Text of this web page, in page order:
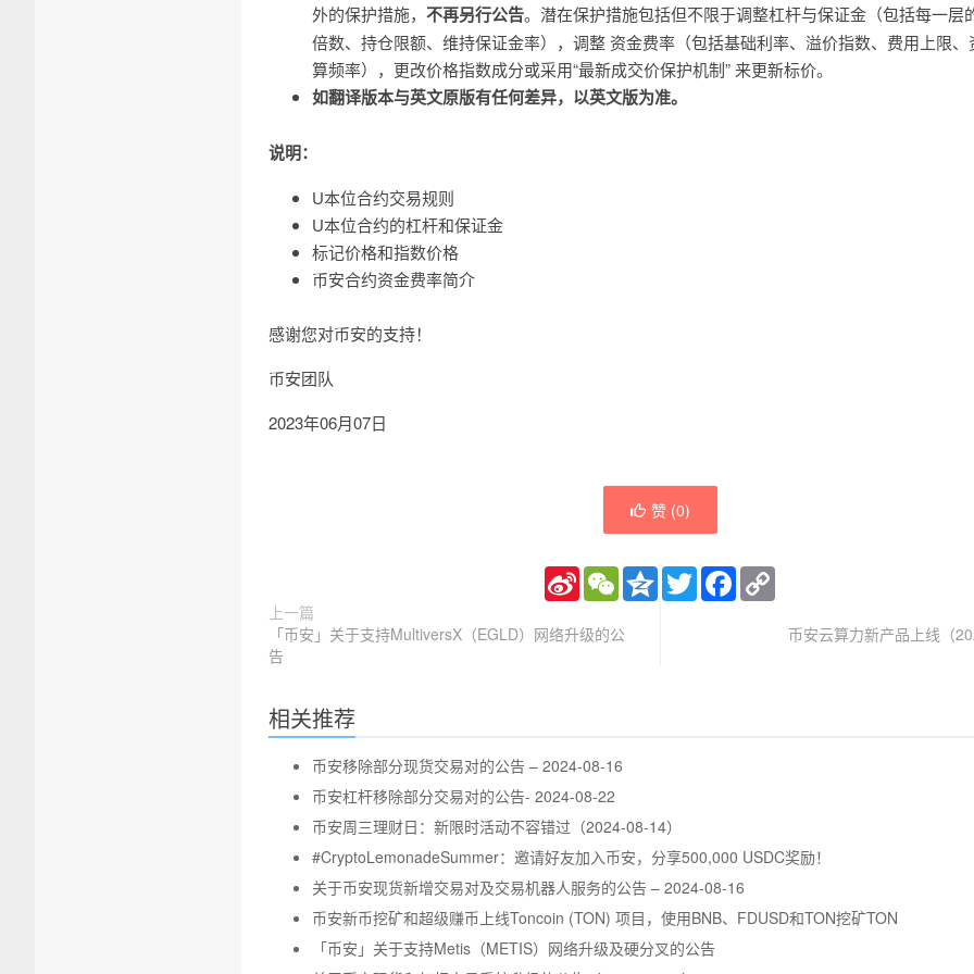
外的保护措施， 不再另行公告。潜在保护措施包括但不限于调整杠杆与保证金（包括每一层
倍数、持仓限额、维持保证金率），调整 资金费率（包括基础利率、溢价指数、费用上限
算频率），更改价格指数成分或采用“最新成交价保护机制” 来更新标价。
如翻译版本与英文原版有任何差异，以英文版为准。
说明：
U本位合约交易规则
U本位合约的杠杆和保证金
标记价格和指数价格
币安合约资金费率简介
感谢您对币安的支持！
币安团队
2023年06月07日
赞 (0)
Sina
Weibo
WeChatQzoneTwitterFacebook
上一篇
「币安」关于支持MultiversX（EGLD）网络升级的公
告
币安云算力新产品上线（
相关推荐
币安移除部分现货交易对的公告 – 2024-08-16
币安杠杆移除部分交易对的公告- 2024-08-22
币安周三理财日：新限时活动不容错过（2024-08-14）
#CryptoLemonadeSummer：邀请好友加入币安，分享500,000 USDC奖励！
关于币安现货新增交易对及交易机器人服务的公告 – 2024-08-16
币安新币挖矿和超级赚币上线Toncoin (TON) 项目，使用BNB、FDUSD和TON挖矿TON
「币安」关于支持Metis（METIS）网络升级及硬分叉的公告